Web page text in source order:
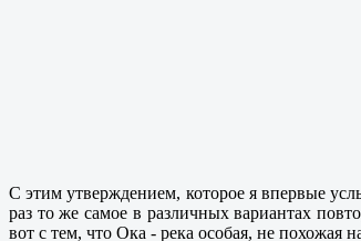
С этим утверждением, которое я впервые
раз то же самое в различных вариантах
вот с тем, что Ока - река особая, не похожая